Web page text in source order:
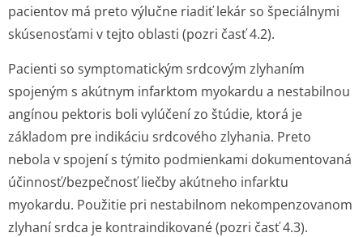
pacientov má preto výlučne riadiť lekár so špeciálnymi
skúsenosťami v tejto oblasti (pozri časť 4.2).
Pacienti so symptomatickým srdcovým zlyhaním
spojeným s akútnym infarktom myokardu a nestabilnou
angínou pektoris boli vylúčení zo štúdie, ktorá je
základom pre indikáciu srdcového zlyhania. Preto
nebola v spojení s týmito podmienkami dokumentovaná
účinnosť/bezpečnosť liečby akútneho infarktu
myokardu. Použitie pri nestabilnom nekompenzovanom
zlyhaní srdca je kontraindikované (pozri časť 4.3).